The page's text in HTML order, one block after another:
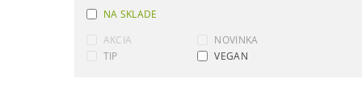
NA SKLADE
AKCIA
NOVINKA
TIP
VEGAN